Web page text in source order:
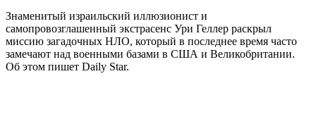
Знаменитый израильский иллюзионист и
самопровозглашенный экстрасенс Ури Геллер раскрыл
миссию загадочных НЛО, который в последнее время часто
замечают над военными базами в США и Великобритании.
Об этом пишет Daily Star.